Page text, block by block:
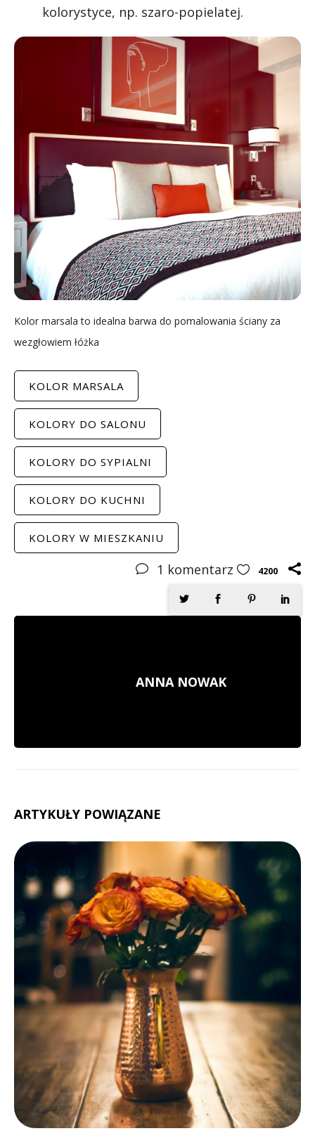
kolorystyce, np. szaro-popielatej.
Kolor marsala to idealna barwa do pomalowania ściany za
wezgłowiem łóżka
KOLOR MARSALA
KOLORY DO SALONU
KOLORY DO SYPIALNI
KOLORY DO KUCHNI
KOLORY W MIESZKANIU
1 komentarz 4200
ANNA NOWAK
ARTYKUŁY POWIĄZANE